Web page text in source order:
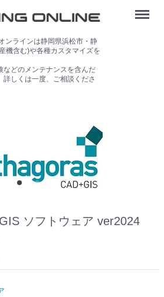
ンラインは静岡県浜松市・静
機含む)や各種カスタマイズを
などのメンテナンスを含んだ
しくは一度、ご相談くださ
Menu
ソフトウェア ver2024